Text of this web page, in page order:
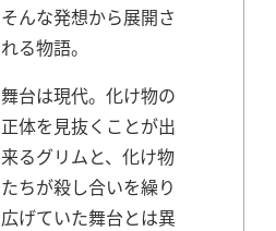
そんな発想から展開さ
れる物語。
舞台は現代。化け物の
正体を見抜くことが出
来るグリムと、化け物
たちが殺し合いを繰り
広げていた舞台とは異